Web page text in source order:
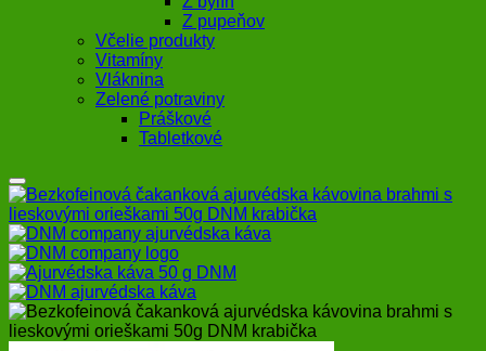
Z pupeňov
Včelie produkty
Vitamíny
Vláknina
Zelené potraviny
Práškové
Tabletkové